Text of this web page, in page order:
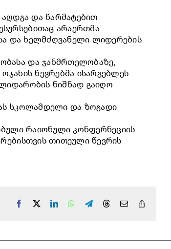
და წარმატებით
არაერთმა
და ხელმძღვანელი ლიდერების
და ჯანმრთელობაზე,
წევრებმა ისარგებლეს
ნიშნად გაიღო
სკოლამდელი და ზოგადი
რაიონული კონფერნეციის
თითეული წევრის
Facebook LinkedInWhatsApp
TelegramThreadsEmail